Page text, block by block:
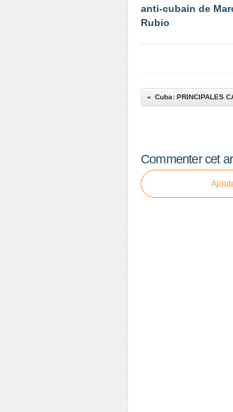
anti-cubain de
Rubio
Cuba: PRINCIPALES
Commenter cet